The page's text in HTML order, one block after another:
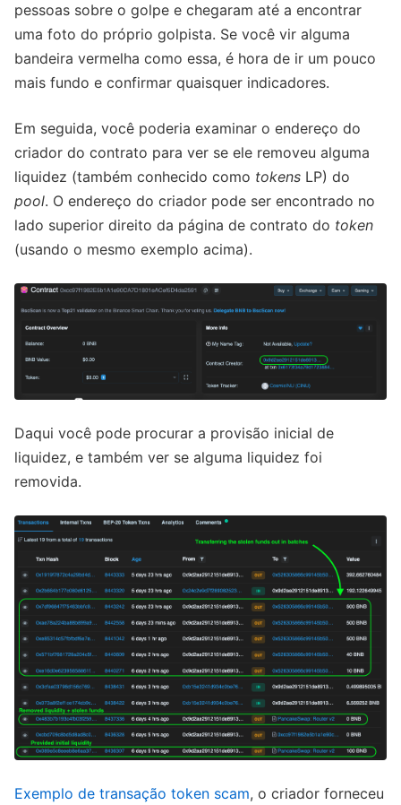
pessoas sobre o golpe e chegaram até a encontrar
uma foto do próprio golpista. Se você vir alguma
bandeira vermelha como essa, é hora de ir um pouco
mais fundo e confirmar quaisquer indicadores.
Em seguida, você poderia examinar o endereço do
criador do contrato para ver se ele removeu alguma
liquidez (também conhecido como tokens LP) do
pool. O endereço do criador pode ser encontrado no
lado superior direito da página de contrato do token
(usando o mesmo exemplo acima).
Daqui você pode procurar a provisão inicial de
liquidez, e também ver se alguma liquidez foi
removida.
Exemplo de transação token scam, o criador forneceu